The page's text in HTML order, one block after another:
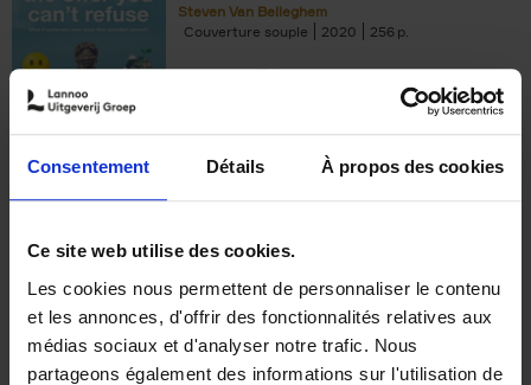
Consentement Détails À propos des cookies
Ce site web utilise des cookies.
Les cookies nous permettent de personnaliser le contenu
et les annonces, d'offrir des fonctionnalités relatives aux
médias sociaux et d'analyser notre trafic. Nous
partageons également des informations sur l'utilisation de
Steven Van Belleghem
Couverture souple
2020 256
€37,50
Building Bonds = Building
Business
Jochen Roef Jozefien De Feyter
Carolien Boom
Couverture souple
2025 200